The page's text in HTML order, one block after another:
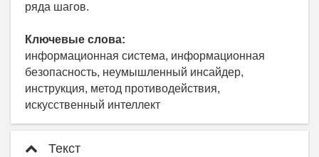
ряда шагов.
Ключевые слова:
информационная система, информационная
безопасность, неумышленный инсайдер,
инструкция, метод противодействия,
искусственный интеллект
Текст